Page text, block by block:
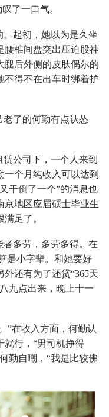
了一口气。
起初，她以为是久坐
腰椎间盘突出压迫股神
腿后外侧的皮肤偶尔的
不得不在出车时绑着护
老了的何勤有点认怂
公司下，一个人来到
个月纯收入可以达到
干倒了一个”的消息也
京地区应届硕士毕业生
足了。
多劳，多劳多得。在
是小字辈。和她要好
还有为了还贷“365天
九点出来，晚上十一
”在收入方面，何勤认
就行，“男司机挣得
勤自嘲，“我是比较佛